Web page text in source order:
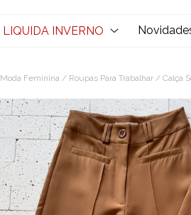
LIQUIDA INVERNO
Moda Feminina / Roupas Para Trabalhar / Calça